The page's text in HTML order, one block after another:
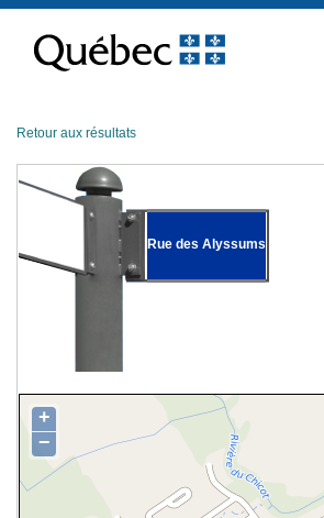
contenu
Retour aux résultats
Rue des Alyssums
+
−